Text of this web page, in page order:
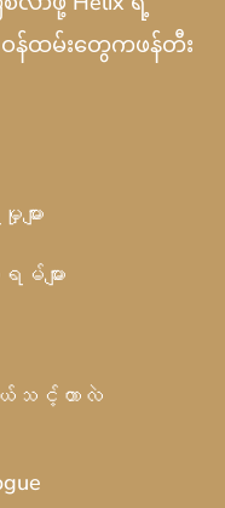
န်ထမ်းတွေကဖန်တီး
ား
များ
ျယ်သင့်တာလဲ